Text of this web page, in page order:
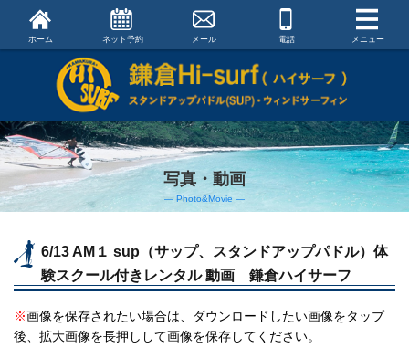
ホーム ネット予約 メール 電話 メニュー
写真・動画
― Photo&Movie ―
6/13 AM１ sup（サップ、スタンドアップパドル）体
験スクール付きレンタル 動画 鎌倉ハイサーフ
※画像を保存されたい場合は、ダウンロードしたい画像をタップ
後、拡大画像を長押しして画像を保存してください。